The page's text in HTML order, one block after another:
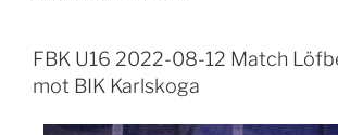
FBK U16 2022-08-12 Match
mot BIK Karlskoga